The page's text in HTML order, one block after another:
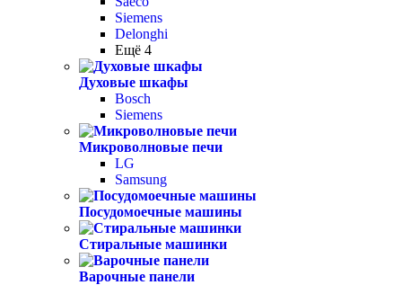
Siemens
Delonghi
Ещё 4
Духовые шкафы
Bosch
Siemens
Микроволновые печи
LG
Samsung
Посудомоечные машины
Стиральные машинки
Варочные панели